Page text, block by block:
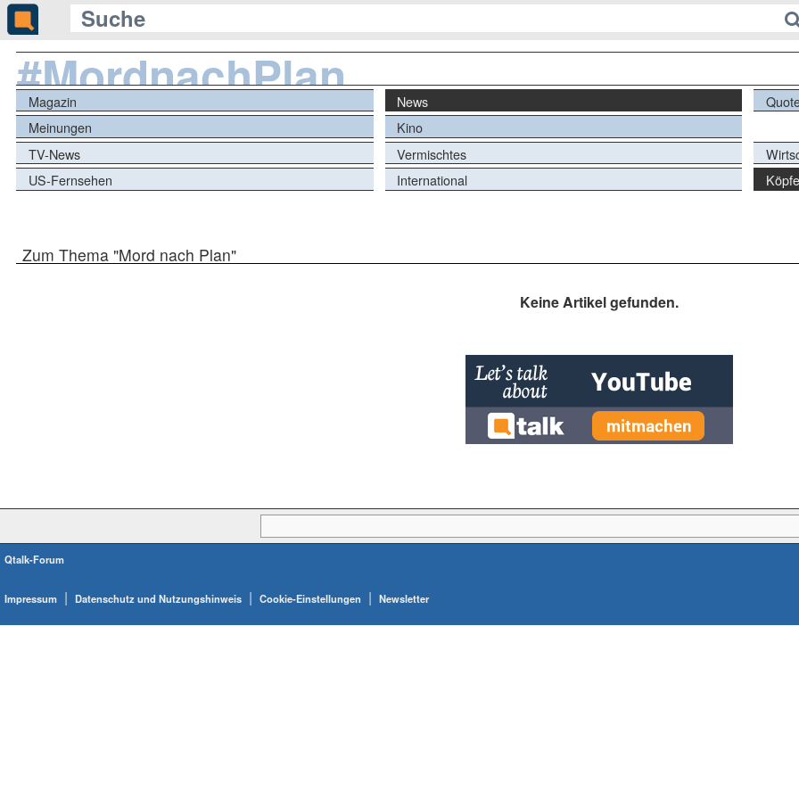
#MordnachPlan
Magazin News
Meinungen
Kino
TV-News
Vermischtes
US-Fernsehen
International Köpfe
Zum Thema "Mord nach Plan"
Keine Artikel gefunden.
Qtalk-Forum
Impressum | Datenschutz und Nutzungshinweis | Cookie-Einstellungen | Newsletter